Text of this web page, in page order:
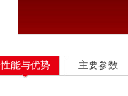
性能与优势 主要参数